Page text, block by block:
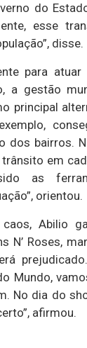
do
esse
disse.
para
a gestão
principal
dos bairros.
em
as
orientou.
Abilio
N’ Roses,
Mundo,
No dia do
afirmou.